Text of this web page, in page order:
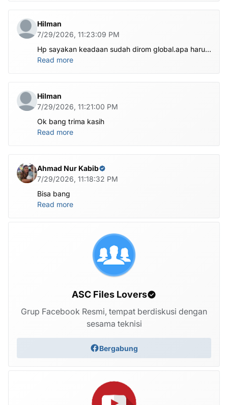
Hilman
7/29/2026, 11:23:09 PM
Hp sayakan keadaan sudah dirom global.apa harus
ditest poin dlu bang
Read more
Hilman
7/29/2026, 11:21:00 PM
Ok bang trima kasih
Read more
Ahmad Nur Kabib
7/29/2026, 11:18:32 PM
Bisa bang
Read more
ASC Files Lovers
Grup Facebook Resmi, tempat berdiskusi dengan
sesama teknisi
Bergabung